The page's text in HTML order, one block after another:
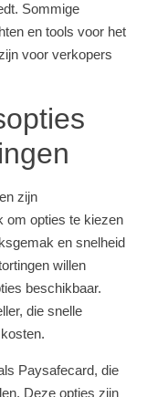
Sommige
en tools voor het
voor verkopers
zijn
om opties te kiezen
en snelheid
willen
beschikbaar.
die snelle
Paysafecard, die
Deze opties zijn